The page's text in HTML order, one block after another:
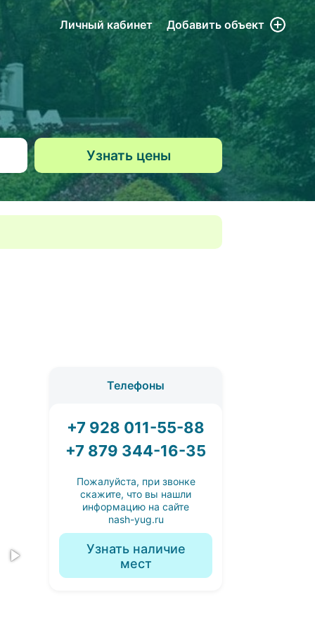
Личный кабинет Добавить объект
Телефоны
+7 928 011-55-88
+7 879 344-16-35
Пожалуйста, при звонке
скажите, что вы нашли
информацию на сайте
nash-yug.ru
Узнать наличие
мест